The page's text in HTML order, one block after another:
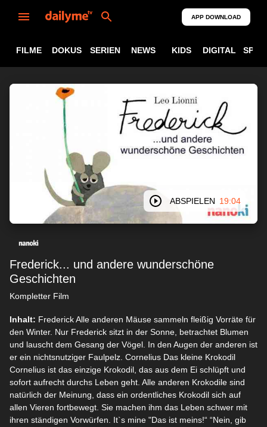
APP DOWNLOAD
FILME DOKUS SERIEN NEWS KIDS DIGITAL
ABSPIELEN 19:04
Frederick... und andere wunderschöne
Geschichten
Kompletter Film
Inhalt: Frederick Alle anderen Mäuse sammeln fleißig Vorräte für
den Winter. Nur Frederick sitzt in der Sonne, betrachtet Blumen
und lauscht dem Gesang der Vögel. In den Augen der anderen ist
er ein nichtsnutziger Faulpelz. Cornelius Das kleine Krokodil
Cornelius ist das einzige Krokodil, das aus dem Ei schlüpft und
sofort aufrecht durchs Leben geht. Alle anderen Krokodile sind
natürlich der Meinung, dass ein ordentliches Krokodil sich auf
allen Vieren fortbewegt. Sie machen ihm das Leben schwer mit
ihren ständigen Vorwürfen. It`s mine "Das ist meins!“ “Nein, gib